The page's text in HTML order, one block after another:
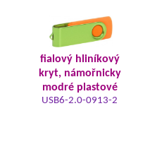
fialový hliníkový
kryt, námořnicky
modré plastové
USB6-2.0-0913-2